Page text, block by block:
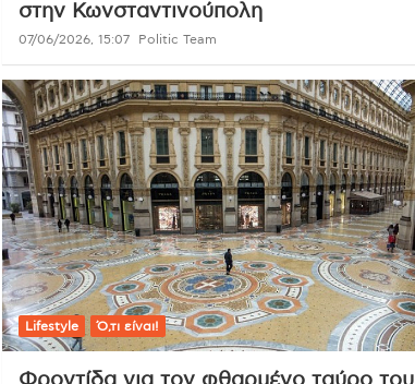
στην Κωνσταντινούπολη
07/06/2026, 15:07 Politic Team
Lifestyle Ό,τι είναι!